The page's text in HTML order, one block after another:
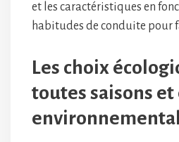
et les caractéristiques en
habitudes de conduite pour
Les choix
toutes saisons